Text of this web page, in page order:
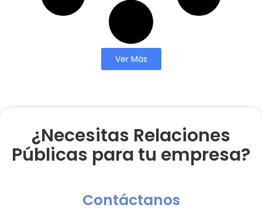
Ver Más
¿Necesitas Relaciones
Públicas para tu empresa?
Contáctanos